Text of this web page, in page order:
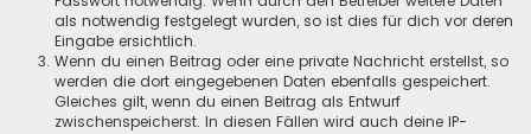
als notwendig festgelegt wurden, so ist dies für dich vor deren
Eingabe ersichtlich.
Wenn du einen Beitrag oder eine private Nachricht erstellst, so
werden die dort eingegebenen Daten ebenfalls gespeichert.
Gleiches gilt, wenn du einen Beitrag als Entwurf
zwischenspeicherst. In diesen Fällen wird auch deine IP-